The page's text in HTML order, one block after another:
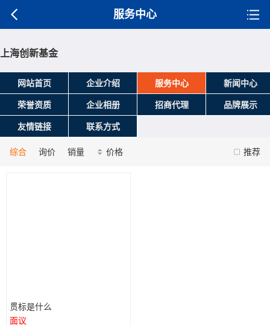
服务中心
上海创新基金
网站首页 企业介绍 服务中心 新闻中心
荣誉资质 企业相册 招商代理 品牌展示
友情链接 联系方式
推荐
综合 询价 销量 价格
贯标是什么
面议